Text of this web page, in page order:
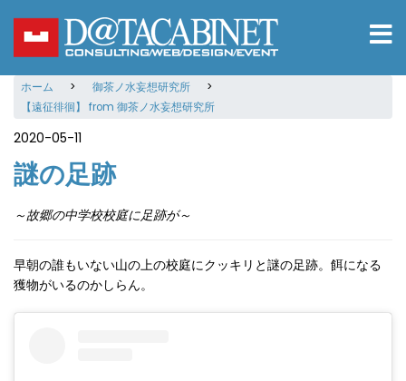
ホーム
御茶ノ水妄想研究所
【遠征徘徊】 from 御茶ノ水妄想研究所
2020-05-11
謎の足跡
～故郷の中学校校庭に足跡が～
早朝の誰もいない山の上の校庭にクッキリと謎の足跡。餌になる
獲物がいるのかしらん。